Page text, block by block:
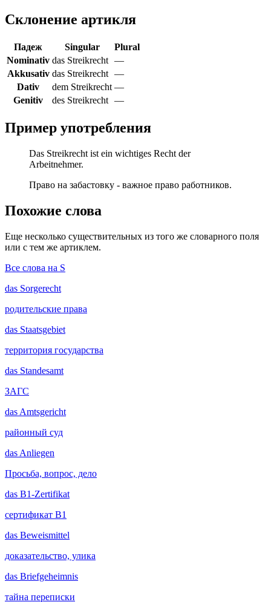
Склонение артикля
Падеж Singular
Plural
Nominativ das Streikrecht —
Akkusativ das Streikrecht —
Dativ
dem Streikrecht —
Genitiv
des Streikrecht —
Пример употребления
Das Streikrecht ist ein wichtiges Recht der
Arbeitnehmer.
Право на забастовку - важное право работников.
Похожие слова
Еще несколько существительных из того же словарного поля
или с тем же артиклем.
Все слова на S
das Sorgerecht
родительские права
das Staatsgebiet
территория государства
das Standesamt
ЗАГС
das Amtsgericht
районный суд
das Anliegen
Просьба, вопрос, дело
das B1-Zertifikat
сертификат B1
das Beweismittel
доказательство, улика
das Briefgeheimnis
тайна переписки